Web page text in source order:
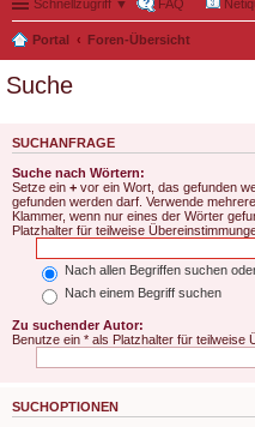
Schnellzugriff ▼ FAQ
Portal Foren-Übersicht
Suche
SUCHANFRAGE
Suche nach Wörtern:
Setze ein + vor ein Wort, das gefunden
gefunden werden darf. Verwende
Klammer, wenn nur eines der Wörter
Platzhalter für teilweise
Nach allen Begriffen suchen
Nach einem Begriff suchen
Zu suchender Autor:
Benutze ein * als Platzhalter für teilweise
SUCHOPTIONEN